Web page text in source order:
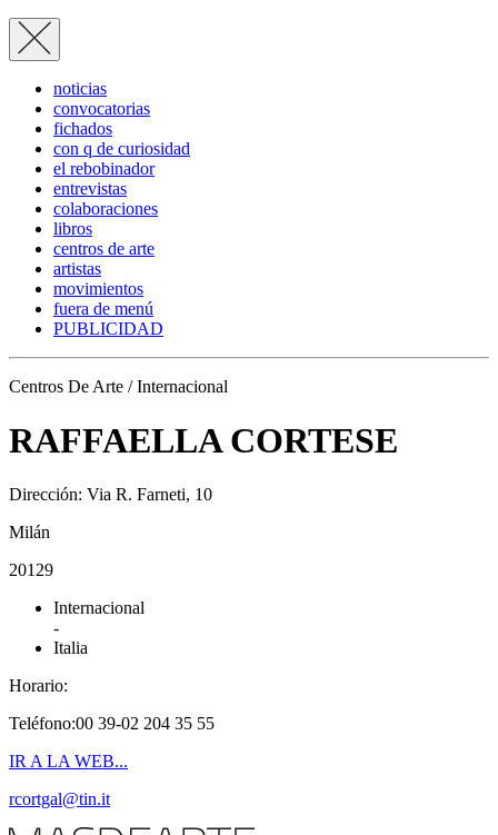
noticias
convocatorias
fichados
con q de curiosidad
el rebobinador
entrevistas
colaboraciones
libros
centros de arte
artistas
movimientos
fuera de menú
PUBLICIDAD
Centros De Arte / Internacional
RAFFAELLA CORTESE
Dirección: Via R. Farneti, 10
Milán
20129
Internacional
-
Italia
Horario:
Teléfono:00 39-02 204 35 55
IR A LA WEB...
rcortgal@tin.it